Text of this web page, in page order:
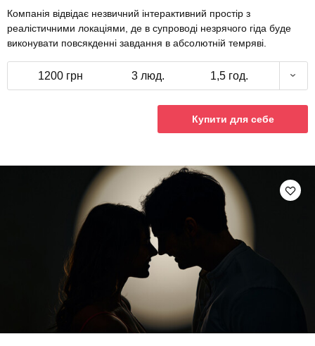
Компанія відвідає незвичний інтерактивний простір з
реалістичними локаціями, де в супроводі незрячого гіда буде
виконувати повсякденні завдання в абсолютній темряві.
1200 грн 3 люд. 1,5 год.
Купити для себе